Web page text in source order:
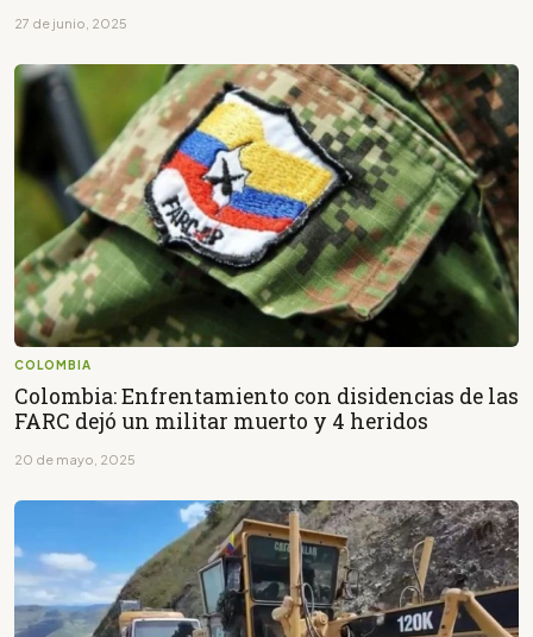
27 de junio, 2025
COLOMBIA
Colombia: Enfrentamiento con disidencias de las
FARC dejó un militar muerto y 4 heridos
20 de mayo, 2025